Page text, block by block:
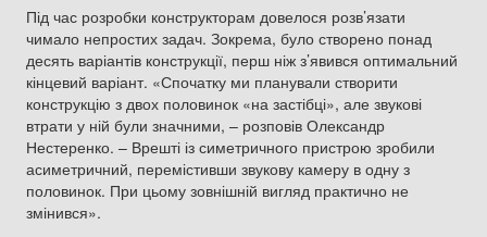
Під час розробки конструкторам довелося розв’язати
чимало непростих задач. Зокрема, було створено понад
десять варіантів конструкції, перш ніж з’явився оптимальний
кінцевий варіант. «Спочатку ми планували створити
конструкцію з двох половинок «на застібці», але звукові
втрати у ній були значними, – розповів Олександр
Нестеренко. – Врешті із симетричного пристрою зробили
асиметричний, перемістивши звукову камеру в одну з
половинок. При цьому зовнішній вигляд практично не
змінився».